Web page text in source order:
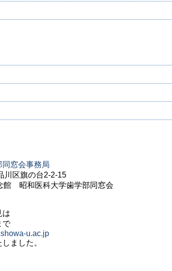
区旗の台2-2-15
館 昭和医科大学歯学部同窓会
は
で
u.ac.jp
ました。